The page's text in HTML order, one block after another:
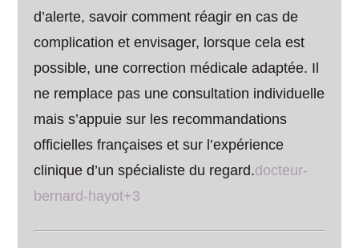
d’alerte, savoir comment réagir en cas de
complication et envisager, lorsque cela est
possible, une correction médicale adaptée. Il
ne remplace pas une consultation individuelle
mais s’appuie sur les recommandations
officielles françaises et sur l’expérience
clinique d’un spécialiste du regard.docteur-
bernard-hayot+3